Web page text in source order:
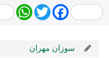
WhatsApp
TwitterFacebook
سوزان مهران